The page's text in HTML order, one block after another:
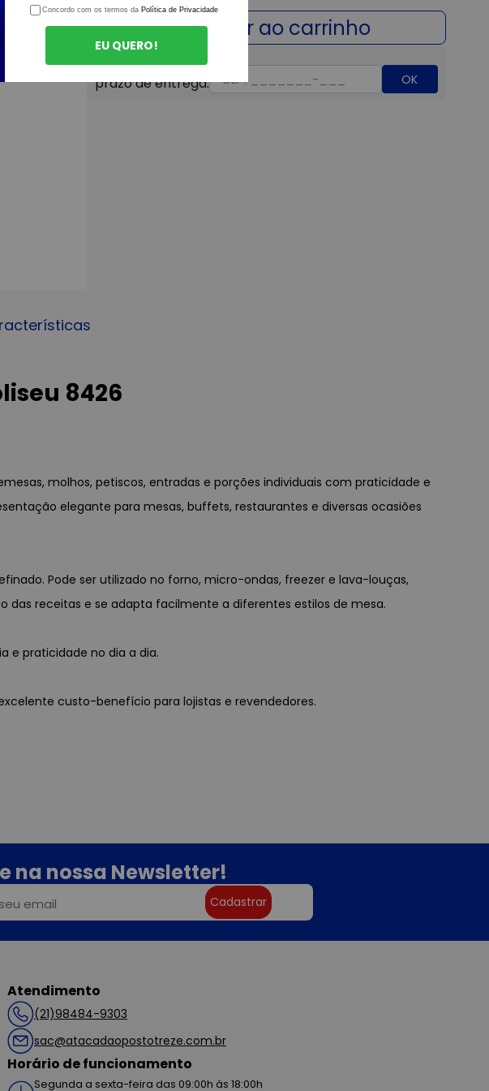
OK
8426
molhos, petiscos, entradas e porções individuais com praticidade e
elegante para mesas, buffets, restaurantes e diversas ocasiões
Pode ser utilizado no forno, micro-ondas, freezer e lava-louças,
das receitas e se adapta facilmente a diferentes estilos de mesa.
e praticidade no dia a dia.
custo-benefício para lojistas e revendedores.
na nossa Newsletter!
Cadastrar
Atendimento
(21)98484-9303
sac@atacadaopostotreze.com.br
Horário de funcionamento
Segunda a sexta-feira das 09:00h às 18:00h
Concordo com os termos da Política de Privacidade
EU QUERO!